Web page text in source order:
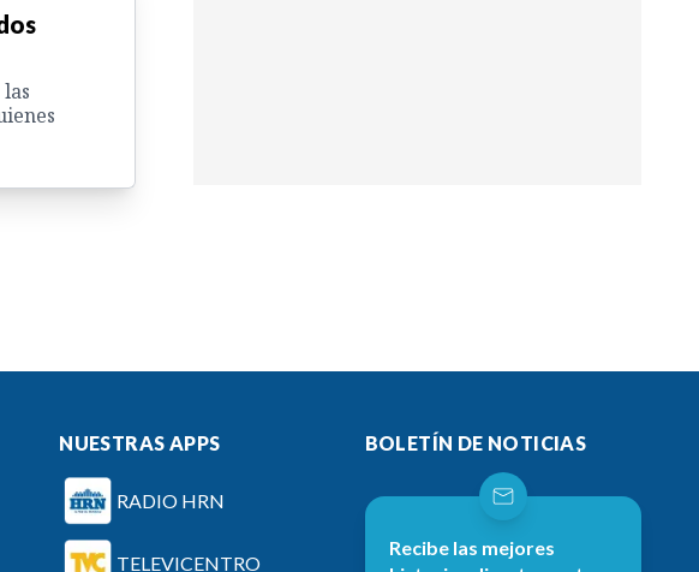
NUESTRAS APPS
RADIO HRN
TELEVICENTRO
BOLETÍN DE NOTICIAS
Recibe las mejores